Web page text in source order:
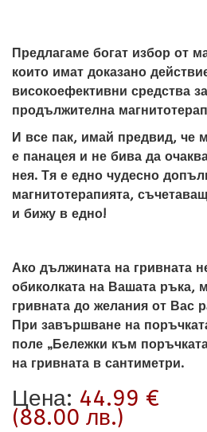
Предлагаме богат избор от
които имат доказано
високоефективни средства
продължителна
И все пак, имай предвид, че
е панацея и не бива да
нея. Тя е едно чудесно
магнитотерапията,
и бижу в едно!
Ако дължината на гривната
обиколката на Вашата ръка,
гривната до желания от Вас
При завършване на
поле „Бележки към
на гривната в сантиметри.
Цена: 44.99 €
(88.00 лв.)